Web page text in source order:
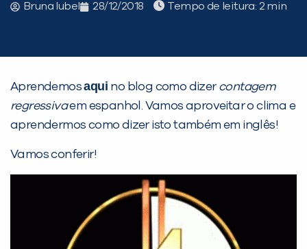
Bruna Iubel 28/12/2018 Tempo de leitura:
Aprendemosaqui no blog como dizercontagem
regressivaem espanhol. Vamos aproveitar o clima e
aprendermos como dizer isto também em inglês!
Vamos conferir!
PEÇA UMA DEMONSTRAÇÃO DE MÉTODO